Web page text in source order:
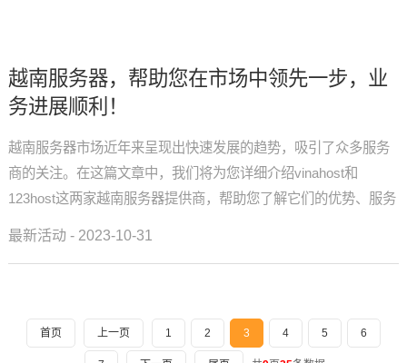
越南服务器，帮助您在市场中领先一步，业
务进展顺利！
越南服务器市场近年来呈现出快速发展的趋势，吸引了众多服务
商的关注。在这篇文章中，我们将为您详细介绍vinahost和
123host这两家越南服务器提供商，帮助您了解它们的优势、服务
最新活动 - 2023-10-31
首页 上一页 1 2 3 4 5 6